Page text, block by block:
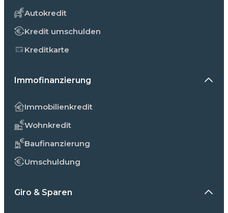
Autokredit
Kredit umschulden
Kreditkarte
Immofinanzierung
Immobilienkredit
Wohnkredit
Baufinanzierung
Umschuldung
Giro & Sparen